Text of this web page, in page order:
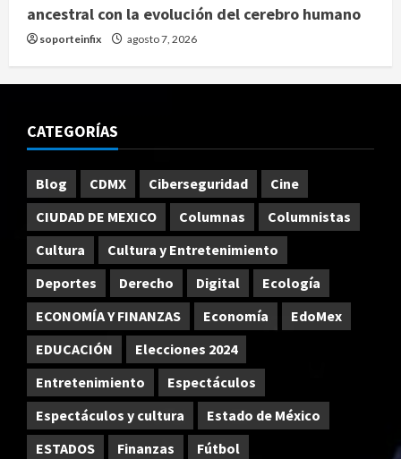
ancestral con la evolución del cerebro humano
soporteinfix agosto 7, 2026
CATEGORÍAS
Blog CDMX Ciberseguridad
Cine
CIUDAD DE MEXICO
Columnas
Columnistas
Cultura
Cultura y Entretenimiento
Deportes
Derecho Digital
Ecología
ECONOMÍA Y FINANZAS
Economía
EdoMex
EDUCACIÓN
Elecciones 2024
Entretenimiento
Espectáculos
Espectáculos y cultura
Estado de México
ESTADOS
Finanzas
Fútbol